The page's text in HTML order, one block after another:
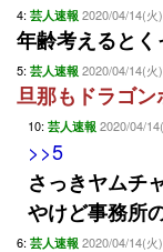
4: 芸人速報 2020/04/14(
年齢考えるとく
5: 芸人速報 2020/04/14(火
旦那もドラゴ
10: 芸人速報 2020/04/
>>5
さっきヤムチ
やけど事務所
6: 芸人速報 2020/04/14(